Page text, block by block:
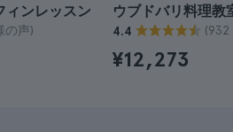
ィンレッスン
の声)
ウブドバリ料理教
4.4 (932
¥12,273